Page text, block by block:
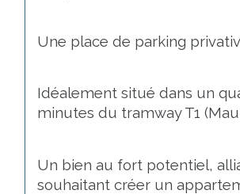
Une place de parking
Idéalement situé dans un
minutes du tramway T1
Un bien au fort potentiel,
souhaitant créer un